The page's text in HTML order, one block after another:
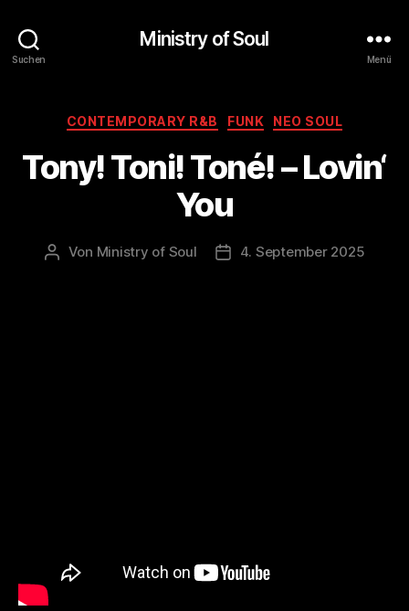
Suchen
Ministry of Soul
Menü
Kategorien
CONTEMPORARY R&B FUNK NEO SOUL
Tony! Toni! Toné! – Lovin‘
You
Beitragsautor
Von Ministry of Soul Veröffentlichungsdatum
4. September 2025